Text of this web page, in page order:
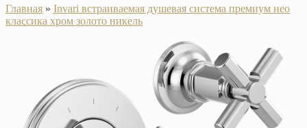
Главная » Invari встраиваемая душевая система премиум нео
классика хром золото никель